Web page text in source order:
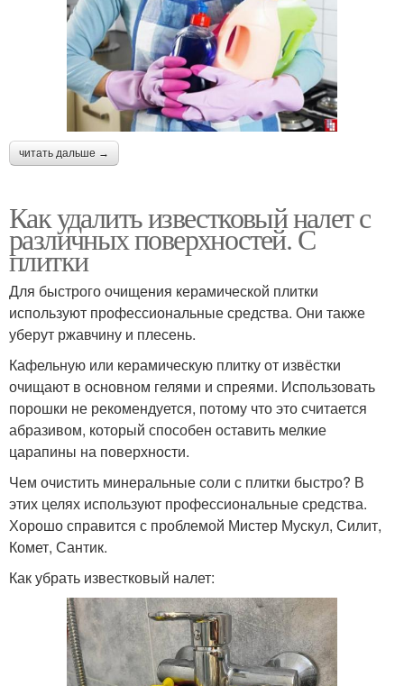
читать дальше →
Как удалить известковый налет с
различных поверхностей. С
плитки
Для быстрого очищения керамической плитки
используют профессиональные средства. Они также
уберут ржавчину и плесень.
Кафельную или керамическую плитку от извёстки
очищают в основном гелями и спреями. Использовать
порошки не рекомендуется, потому что это считается
абразивом, который способен оставить мелкие
царапины на поверхности.
Чем очистить минеральные соли с плитки быстро? В
этих целях используют профессиональные средства.
Хорошо справится с проблемой Мистер Мускул, Силит,
Комет, Сантик.
Как убрать известковый налет: